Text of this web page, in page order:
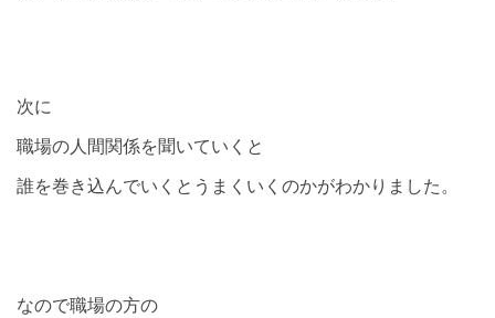
次に
職場の人間関係を聞いていくと
誰を巻き込んでいくとうまくいくのかがわかりました。
なので職場の方の